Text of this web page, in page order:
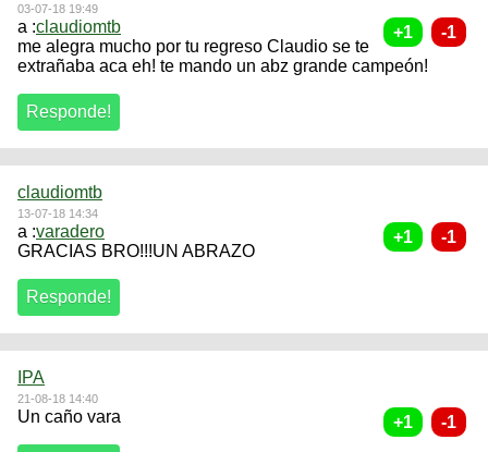
03-07-18 19:49
a :claudiomtb
me alegra mucho por tu regreso Claudio se te
extrañaba aca eh! te mando un abz grande campeón!
claudiomtb
13-07-18 14:34
a :varadero
GRACIAS BRO!!!UN ABRAZO
IPA
21-08-18 14:40
Un caño vara